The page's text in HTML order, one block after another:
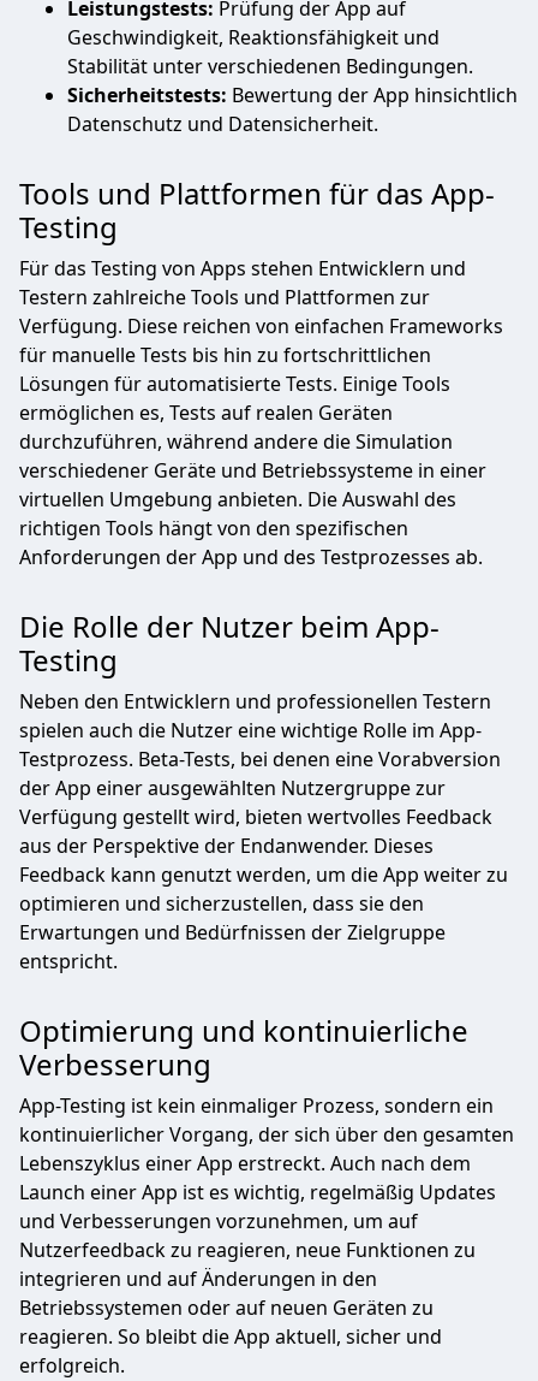
Leistungstests: Prüfung der App auf
Geschwindigkeit, Reaktionsfähigkeit und
Stabilität unter verschiedenen Bedingungen.
Sicherheitstests: Bewertung der App hinsichtlich
Datenschutz und Datensicherheit.
Tools und Plattformen für das App-
Testing
Für das Testing von Apps stehen Entwicklern und
Testern zahlreiche Tools und Plattformen zur
Verfügung. Diese reichen von einfachen Frameworks
für manuelle Tests bis hin zu fortschrittlichen
Lösungen für automatisierte Tests. Einige Tools
ermöglichen es, Tests auf realen Geräten
durchzuführen, während andere die Simulation
verschiedener Geräte und Betriebssysteme in einer
virtuellen Umgebung anbieten. Die Auswahl des
richtigen Tools hängt von den spezifischen
Anforderungen der App und des Testprozesses ab.
Die Rolle der Nutzer beim App-
Testing
Neben den Entwicklern und professionellen Testern
spielen auch die Nutzer eine wichtige Rolle im App-
Testprozess. Beta-Tests, bei denen eine Vorabversion
der App einer ausgewählten Nutzergruppe zur
Verfügung gestellt wird, bieten wertvolles Feedback
aus der Perspektive der Endanwender. Dieses
Feedback kann genutzt werden, um die App weiter zu
optimieren und sicherzustellen, dass sie den
Erwartungen und Bedürfnissen der Zielgruppe
entspricht.
Optimierung und kontinuierliche
Verbesserung
App-Testing ist kein einmaliger Prozess, sondern ein
kontinuierlicher Vorgang, der sich über den gesamten
Lebenszyklus einer App erstreckt. Auch nach dem
Launch einer App ist es wichtig, regelmäßig Updates
und Verbesserungen vorzunehmen, um auf
Nutzerfeedback zu reagieren, neue Funktionen zu
integrieren und auf Änderungen in den
Betriebssystemen oder auf neuen Geräten zu
reagieren. So bleibt die App aktuell, sicher und
erfolgreich.